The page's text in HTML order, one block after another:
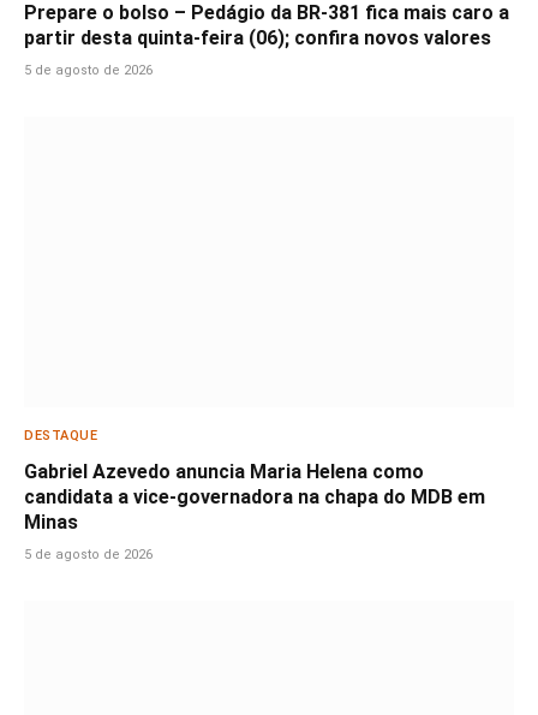
Prepare o bolso – Pedágio da BR-381 fica mais caro a
partir desta quinta-feira (06); confira novos valores
5 de agosto de 2026
DESTAQUE
Gabriel Azevedo anuncia Maria Helena como
candidata a vice-governadora na chapa do MDB em
Minas
5 de agosto de 2026